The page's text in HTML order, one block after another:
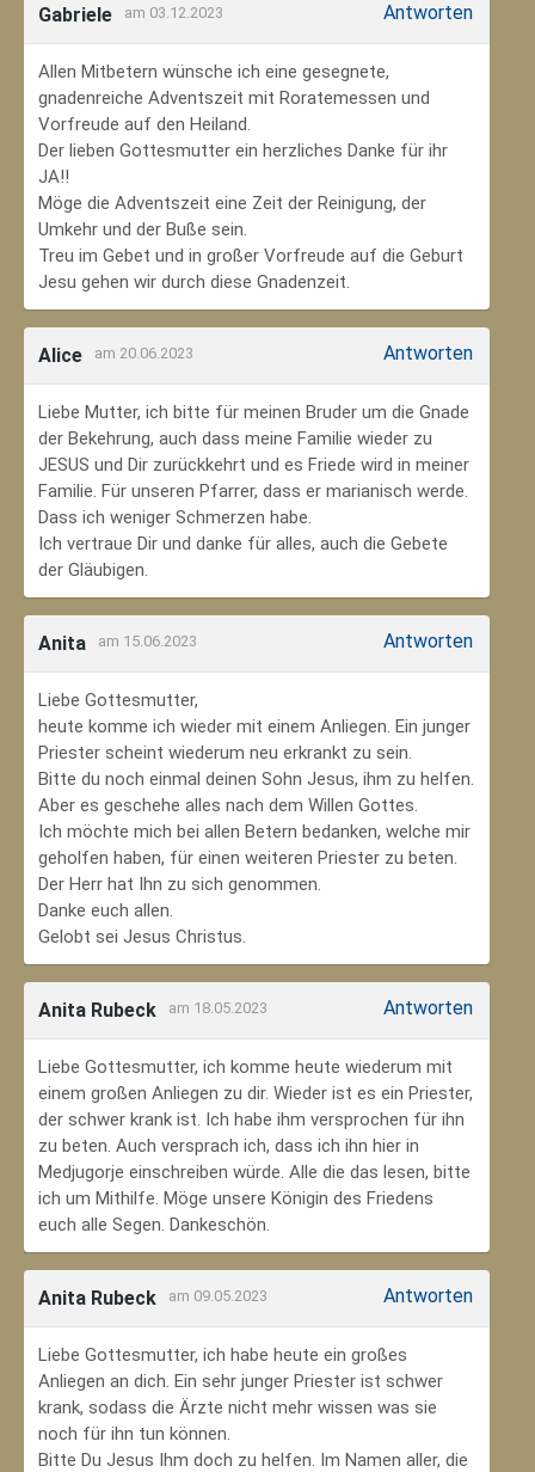
Gabriele am 03.12.2023 Antworten
Allen Mitbetern wünsche ich eine gesegnete,
gnadenreiche Adventszeit mit Roratemessen und
Vorfreude auf den Heiland.
Der lieben Gottesmutter ein herzliches Danke für ihr
JA!!
Möge die Adventszeit eine Zeit der Reinigung, der
Umkehr und der Buße sein.
Treu im Gebet und in großer Vorfreude auf die Geburt
Jesu gehen wir durch diese Gnadenzeit.
Alice am 20.06.2023 Antworten
Liebe Mutter, ich bitte für meinen Bruder um die Gnade
der Bekehrung, auch dass meine Familie wieder zu
JESUS und Dir zurückkehrt und es Friede wird in meiner
Familie. Für unseren Pfarrer, dass er marianisch werde.
Dass ich weniger Schmerzen habe.
Ich vertraue Dir und danke für alles, auch die Gebete
der Gläubigen.
Anita am 15.06.2023 Antworten
Liebe Gottesmutter,
heute komme ich wieder mit einem Anliegen. Ein junger
Priester scheint wiederum neu erkrankt zu sein.
Bitte du noch einmal deinen Sohn Jesus, ihm zu helfen.
Aber es geschehe alles nach dem Willen Gottes.
Ich möchte mich bei allen Betern bedanken, welche mir
geholfen haben, für einen weiteren Priester zu beten.
Der Herr hat Ihn zu sich genommen.
Danke euch allen.
Gelobt sei Jesus Christus.
Anita Rubeck am 18.05.2023 Antworten
Liebe Gottesmutter, ich komme heute wiederum mit
einem großen Anliegen zu dir. Wieder ist es ein Priester,
der schwer krank ist. Ich habe ihm versprochen für ihn
zu beten. Auch versprach ich, dass ich ihn hier in
Medjugorje einschreiben würde. Alle die das lesen, bitte
ich um Mithilfe. Möge unsere Königin des Friedens
euch alle Segen. Dankeschön.
Anita Rubeck am 09.05.2023 Antworten
Liebe Gottesmutter, ich habe heute ein großes
Anliegen an dich. Ein sehr junger Priester ist schwer
krank, sodass die Ärzte nicht mehr wissen was sie
noch für ihn tun können.
Bitte Du Jesus Ihm doch zu helfen. Im Namen aller, die